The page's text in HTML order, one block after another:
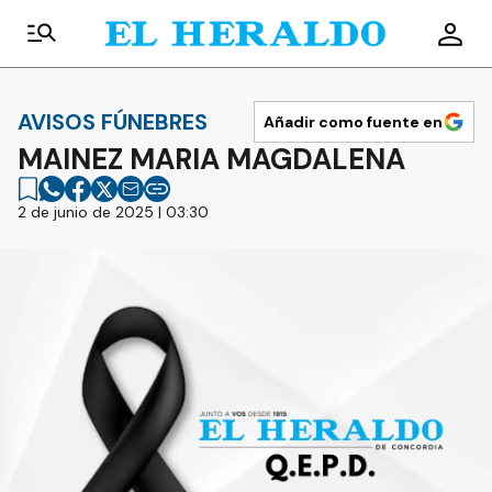
AVISOS FÚNEBRES Añadir como fuente en
MAINEZ MARIA MAGDALENA
2 de junio de 2025 | 03:30